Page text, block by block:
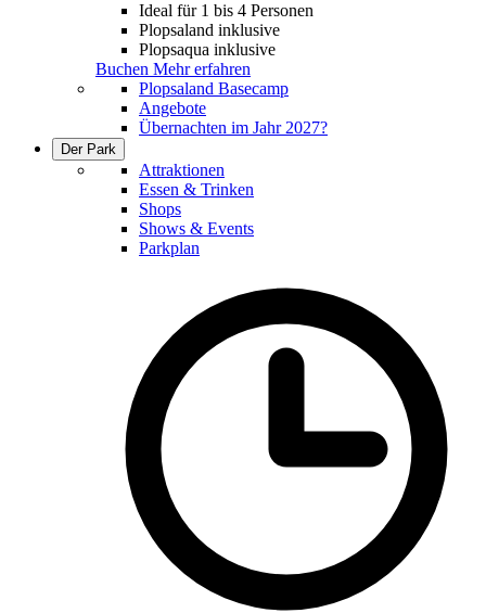
Ideal für 1 bis 4 Personen
Plopsaland inklusive
Plopsaqua inklusive
Buchen Mehr erfahren
Plopsaland Basecamp
Angebote
Übernachten im Jahr 2027?
Der Park
Attraktionen
Essen & Trinken
Shops
Shows & Events
Parkplan